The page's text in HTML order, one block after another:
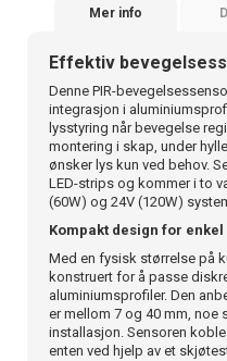
Mer info
Effektiv
Denne PIR-
integrasjon i
lysstyring når bevegelse
montering i skap, under
ønsker lys kun ved behov.
LED-strips og kommer i to
(60W) og 24V (120W)
Kompakt design for
Med en fysisk størrelse på
konstruert for å passe
aluminiumsprofiler. Den
er mellom 7 og 40 mm,
installasjon. Sensoren
enten ved hjelp av et